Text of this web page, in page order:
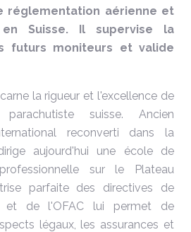
réglementation aérienne et
Suisse. Il supervise la
futurs moniteurs et valide
la rigueur et l'excellence de
suisse. Ancien
reconverti dans la
aujourd'hui une école de
sur le Plateau
parfaite des directives de
et de l'OFAC lui permet de
légaux, les assurances et